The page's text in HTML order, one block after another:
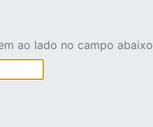
ao lado no campo abaixo